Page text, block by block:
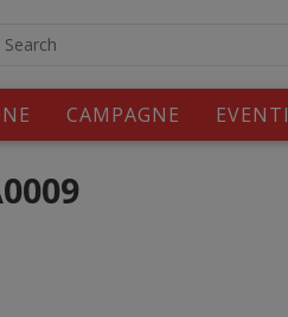
CAMPAGNE EVENTI